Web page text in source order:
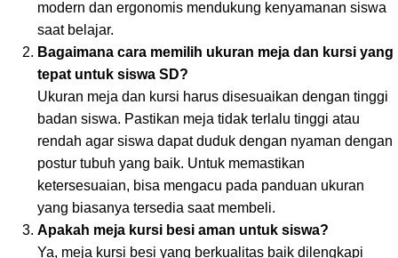
modern dan ergonomis mendukung kenyamanan siswa
saat belajar.
Bagaimana cara memilih ukuran meja dan kursi yang
tepat untuk siswa SD?
Ukuran meja dan kursi harus disesuaikan dengan tinggi
badan siswa. Pastikan meja tidak terlalu tinggi atau
rendah agar siswa dapat duduk dengan nyaman dengan
postur tubuh yang baik. Untuk memastikan
ketersesuaian, bisa mengacu pada panduan ukuran
yang biasanya tersedia saat membeli.
Apakah meja kursi besi aman untuk siswa?
Ya, meja kursi besi yang berkualitas baik dilengkapi